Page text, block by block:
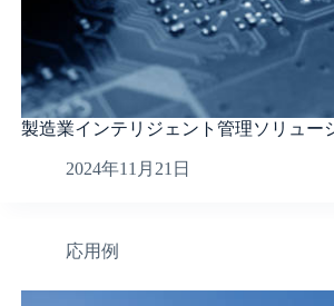
製造業インテリジェント管理ソリュー
2024年11月21日
応用例